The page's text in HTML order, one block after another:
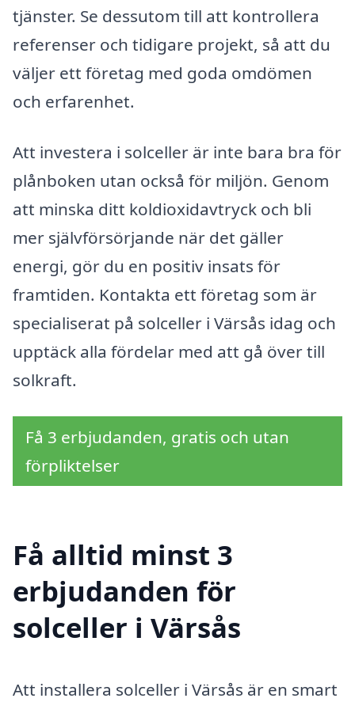
tjänster. Se dessutom till att kontrollera
referenser och tidigare projekt, så att du
väljer ett företag med goda omdömen
och erfarenhet.
Att investera i solceller är inte bara bra för
plånboken utan också för miljön. Genom
att minska ditt koldioxidavtryck och bli
mer självförsörjande när det gäller
energi, gör du en positiv insats för
framtiden. Kontakta ett företag som är
specialiserat på solceller i Värsås idag och
upptäck alla fördelar med att gå över till
solkraft.
Få 3 erbjudanden, gratis och utan
förpliktelser
Få alltid minst 3
erbjudanden för
solceller i Värsås
Att installera solceller i Värsås är en smart